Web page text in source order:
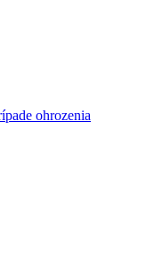
ohrozenia